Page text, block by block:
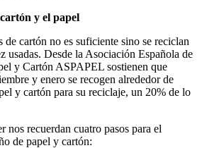
y el papel
de cartón no es suficiente sino se reciclan
usadas. Desde la Asociación Española de
y Cartón ASPAPEL sostienen que
y enero se recogen alrededor de
y cartón para su reciclaje, un 20% de lo
nos recuerdan cuatro pasos para el
de papel y cartón: